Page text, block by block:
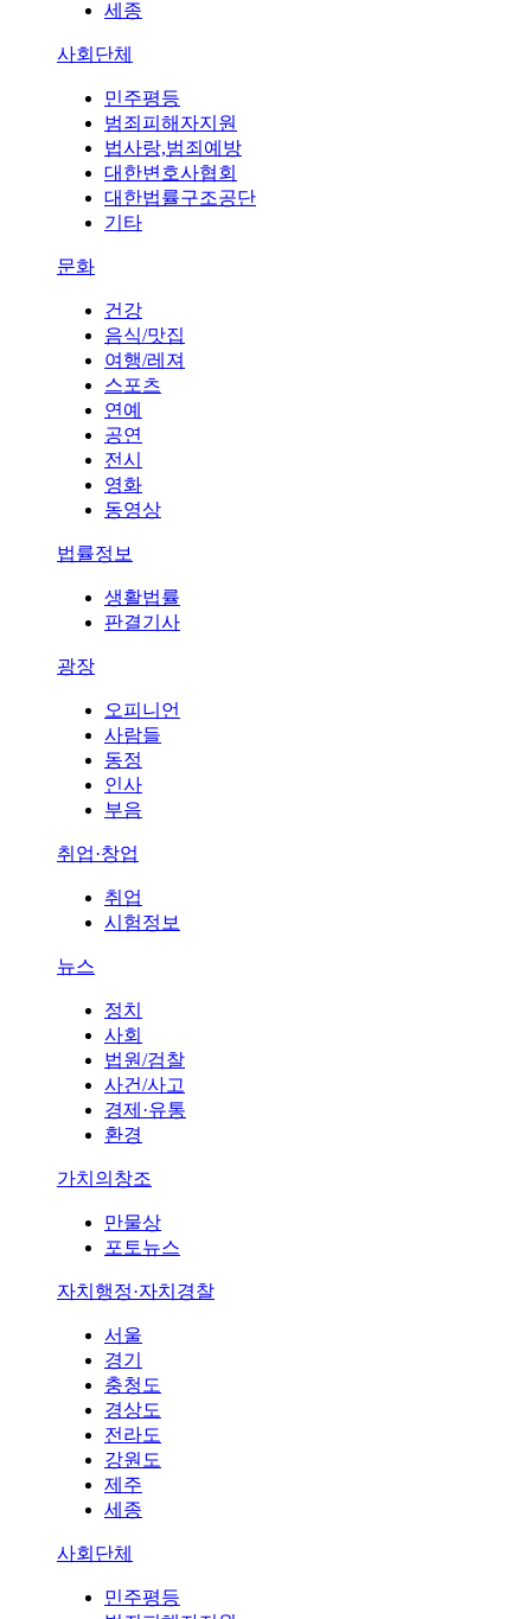
세종
사회단체
민주평등
범죄피해자지원
법사랑,범죄예방
대한변호사협회
대한법률구조공단
기타
문화
건강
음식/맛집
여행/레져
스포츠
연예
공연
전시
영화
동영상
법률정보
생활법률
판결기사
광장
오피니언
사람들
동정
인사
부음
취업·창업
취업
시험정보
뉴스
정치
사회
법원/검찰
사건/사고
경제·유통
환경
가치의창조
만물상
포토뉴스
자치행정·자치경찰
서울
경기
충청도
경상도
전라도
강원도
제주
세종
사회단체
민주평등